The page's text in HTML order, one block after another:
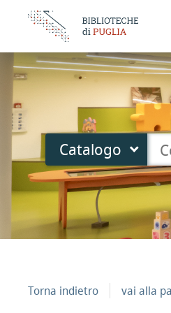
Catalogo cambia
Torna indietro vai alla